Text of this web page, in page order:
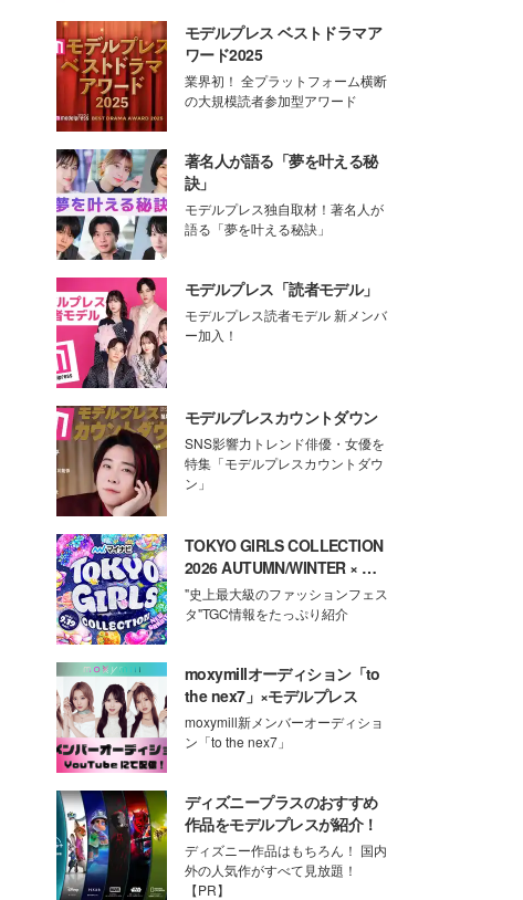
モデルプレス ベストドラマア
ワード2025
業界初！ 全プラットフォーム横断
の大規模読者参加型アワード
著名人が語る「夢を叶える秘
訣」
モデルプレス独自取材！著名人が
語る「夢を叶える秘訣」
モデルプレス「読者モデル」
モデルプレス読者モデル 新メンバ
ー加入！
モデルプレスカウントダウン
SNS影響力トレンド俳優・女優を
特集「モデルプレスカウントダウ
ン」
TOKYO GIRLS COLLECTION
2026 AUTUMN/WINTER × モ
デルプレス
"史上最大級のファッションフェス
タ"TGC情報をたっぷり紹介
moxymillオーディション「to
the nex7」×モデルプレス
moxymill新メンバーオーディショ
ン「to the nex7」
ディズニープラスのおすすめ
作品をモデルプレスが紹介！
ディズニー作品はもちろん！ 国内
外の人気作がすべて見放題！
【PR】